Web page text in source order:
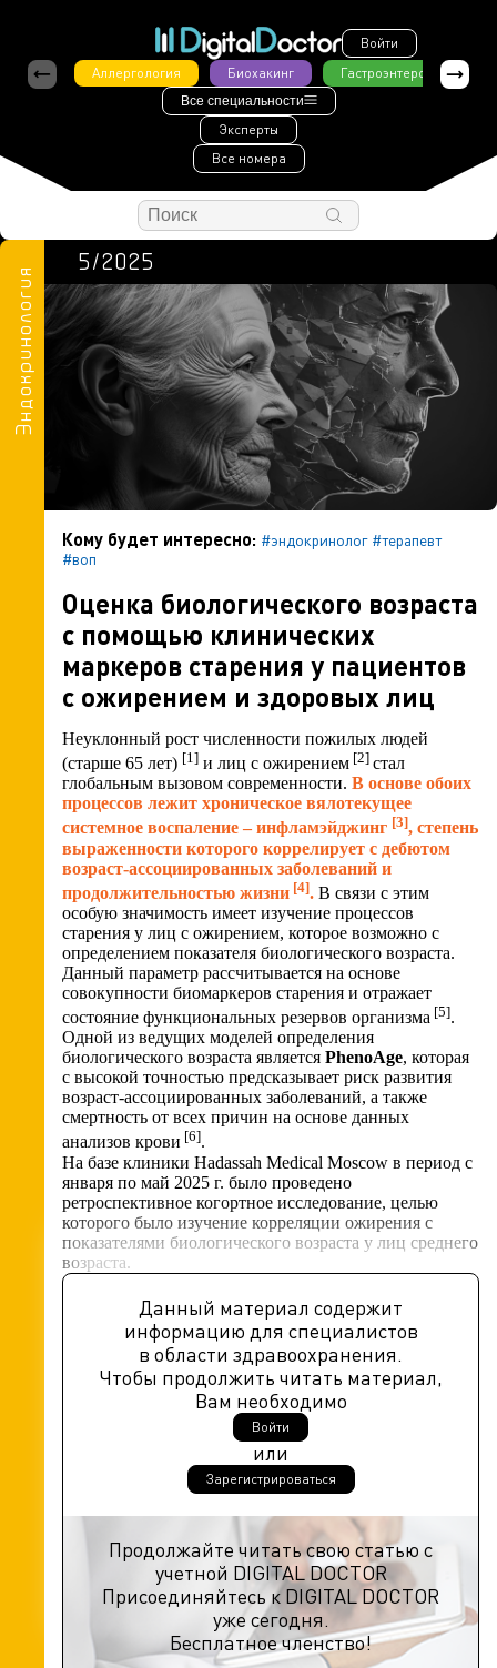
Войти
Аллергология
Биохакинг Гастроэнтерология
Все специальности
Эксперты
Все номера
Эндокринология
5/2025
Кому будет интересно: #эндокринолог #терапевт
#воп
Оценка биологического возраста
с помощью клинических
маркеров старения у пациентов
с ожирением и здоровых лиц
Неуклонный рост численности пожилых людей
(старше 65 лет) [1] и лиц с ожирением [2] стал
глобальным вызовом современности. В основе обоих
процессов лежит хроническое вялотекущее
системное воспаление – инфламэйджинг [3], степень
выраженности которого коррелирует с дебютом
возраст-ассоциированных заболеваний и
продолжительностью жизни [4]. В связи с этим
особую значимость имеет изучение процессов
старения у лиц с ожирением, которое возможно с
определением показателя биологического возраста.
Данный параметр рассчитывается на основе
совокупности биомаркеров старения и отражает
состояние функциональных резервов организма [5].
Одной из ведущих моделей определения
биологического возраста является PhenoAge, которая
с высокой точностью предсказывает риск развития
возраст-ассоциированных заболеваний, а также
смертность от всех причин на основе данных
анализов крови [6].
На базе клиники Hadassah Medical Moscow в период с
января по май 2025 г. было проведено
ретроспективное когортное исследование, целью
которого было изучение корреляции ожирения с
показателями биологического возраста у лиц среднего
возраста.
Данный материал содержит
информацию для специалистов
в области здравоохранения.
Чтобы продолжить читать материал,
Вам необходимо
Войти
или
Зарегистрироваться
Продолжайте читать свою статью с
учетной DIGITAL DOCTOR
Присоединяйтесь к DIGITAL DOCTOR
уже сегодня.
Бесплатное членство!